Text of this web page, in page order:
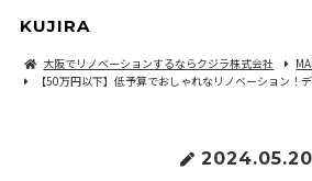
KUJIRA
大阪でリノベーションするならクジラ株式会社
【50万円以下】低予算でおしゃれなリノベーション！
2024.05.20